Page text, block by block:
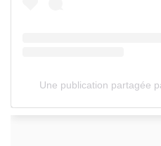
Une publication partagée